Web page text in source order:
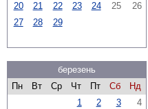
20
21 22 23 24 25
26
27
28 29
березень
Пн
Вт Ср Чт Пт Сб
Нд
1
2 3
4